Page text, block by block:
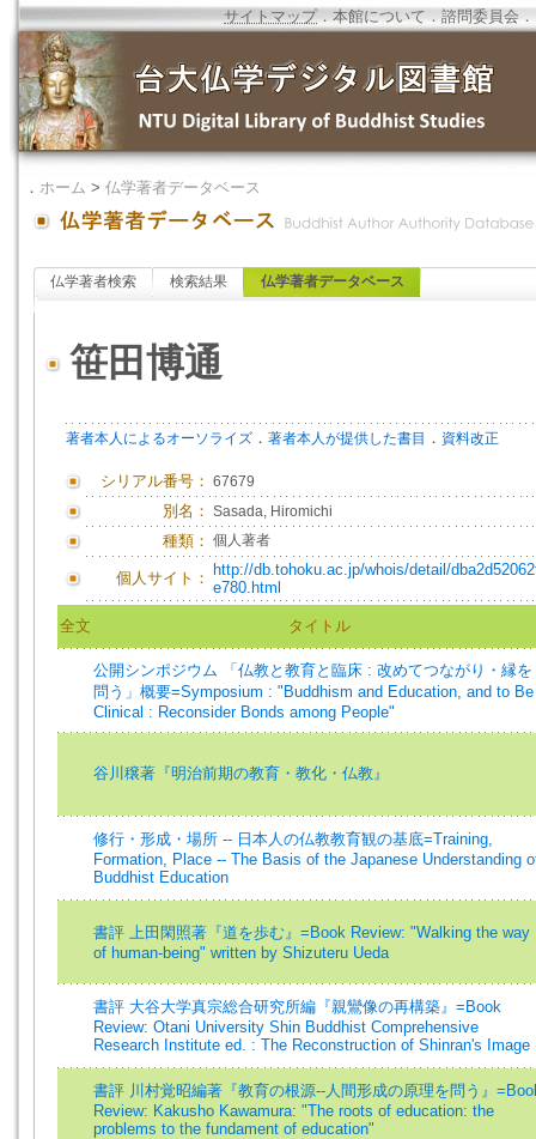
サイトマップ．本館について ．諮問委員会 ．
． ホーム > 仏学著者データベース
仏学著者検索 検索結果 仏学著者データベース
笹田博通
著者本人によるオーソライズ ． 著者本人が提供した書目 ． 資料改正
シリアル番号： 67679
別名： Sasada, Hiromichi
種類： 個人著者
個人サイト：
http://db.tohoku.ac.jp/whois/detail/
e780.html
全文 タイトル
公開シンポジウム 「仏教と教育と臨床 : 改めてつながり・縁を
問う」概要=Symposium : "Buddhism and Education, and to Be
Clinical : Reconsider Bonds among People"
谷川穣著『明治前期の教育・教化・仏教』
修行・形成・場所 -- 日本人の仏教教育観の基底=Training,
Formation, Place -- The Basis of the Japanese Understanding
Buddhist Education
書評 上田閑照著『道を歩む』=Book Review: "Walking the way
of human-being" written by Shizuteru Ueda
書評 大谷大学真宗総合研究所編『親鸞像の再構築』=Book
Review: Otani University Shin Buddhist Comprehensive
Research Institute ed. : The Reconstruction of Shinran's Image
書評 川村覚昭編著『教育の根源--人間形成の原理を問う』
Review: Kakusho Kawamura: "The roots of education: the
problems to the fundament of education"